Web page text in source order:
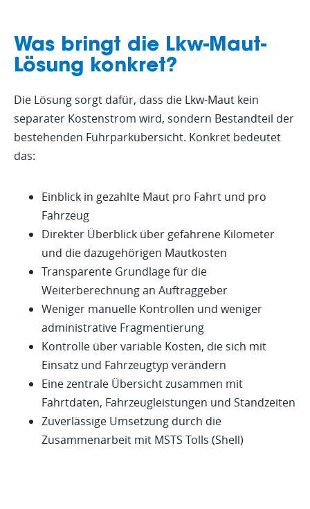
2.Mautregistrierung
einrichten
Die Mautregistrierung wird in
Zusammenarbeit zwischen GPS-Buddy
wird und die Grundlage für den
3. Schnittstelle innerhalb
von GPS-Buddy
den entsprechenden Fahrten in der GPS-
Buddy Plattform verknüpft. Dadurch
werden gefahrene Kilometer und
Mautkosten gemeinsam in den Berichten
dargestellt.
zentrale Übersicht
Ab diesem Zeitpunkt sind Maut-, Fahrt-
und Fahrzeugdaten gebündelt in einer
Plattform verfügbar. Das erleichtert
Analyse, Reporting und interne
Steuerung.
Was bringt die Lkw-Maut-
Lösung konkret?
Die Lösung sorgt dafür, dass die Lkw-Maut kein
separater Kostenstrom wird, sondern Bestandteil der
bestehenden Fuhrparkübersicht. Konkret bedeutet
das:
Einblick in gezahlte Maut pro Fahrt und pro
Fahrzeug
Direkter Überblick über gefahrene Kilometer
und die dazugehörigen Mautkosten
Transparente Grundlage für die
Weiterberechnung an Auftraggeber
Weniger manuelle Kontrollen und weniger
administrative Fragmentierung
Kontrolle über variable Kosten, die sich mit
Einsatz und Fahrzeugtyp verändern
Eine zentrale Übersicht zusammen mit
Fahrtdaten, Fahrzeugleistungen und Standzeiten
Zuverlässige Umsetzung durch die
Zusammenarbeit mit MSTS Tolls (Shell)